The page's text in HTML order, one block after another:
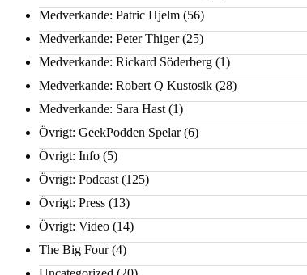
Medverkande: Patric Hjelm (56)
Medverkande: Peter Thiger(25)
Medverkande: Rickard Söderberg (1)
Medverkande: Robert Q Kustosik (28)
Medverkande: Sara Hast (1)
Övrigt: GeekPodden Spelar(6)
Övrigt: Info (5)
Övrigt: Podcast (125)
Övrigt: Press (13)
Övrigt: Video (14)
The Big Four(4)